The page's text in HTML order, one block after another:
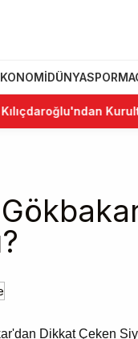
DÜNYASPOR
Kurultay